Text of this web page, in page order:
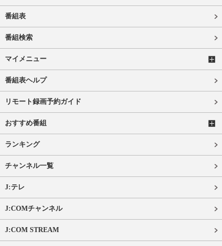
番組表
番組検索
マイメニュー
番組表ヘルプ
リモート録画予約ガイド
おすすめ番組
ランキング
チャンネル一覧
J:テレ
J:COMチャンネル
J:COM STREAM